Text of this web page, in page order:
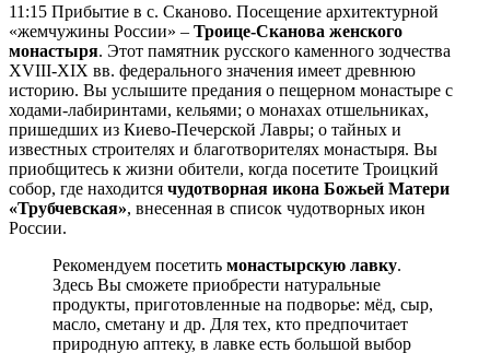
11:15 Прибытие в с. Сканово. Посещение архитектурной
«жемчужины России» – Троице-Сканова женского
монастыря. Этот памятник русского каменного зодчества
XVIII-XIX вв. федерального значения имеет древнюю
историю. Вы услышите предания о пещерном монастыре с
ходами-лабиринтами, кельями; о монахах отшельниках,
пришедших из Киево-Печерской Лавры; о тайных и
известных строителях и благотворителях монастыря. Вы
приобщитесь к жизни обители, когда посетите Троицкий
собор, где находится чудотворная икона Божьей Матери
«Трубчевская», внесенная в список чудотворных икон
России.
Рекомендуем посетить монастырскую лавку.
Здесь Вы сможете приобрести натуральные
продукты, приготовленные на подворье: мёд, сыр,
масло, сметану и др. Для тех, кто предпочитает
природную аптеку, в лавке есть большой выбор